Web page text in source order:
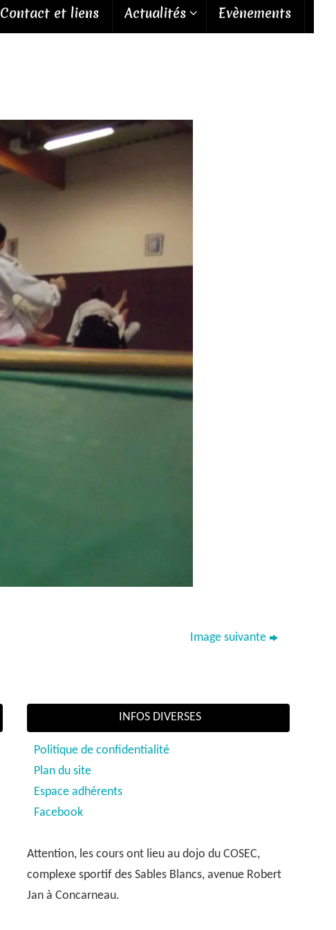
Contact et liens Actualités Evènements
Image suivante
INFOS DIVERSES
Politique de confidentialité
Plan du site
Espace adhérents
Facebook
Attention, les cours ont lieu au dojo du COSEC,
complexe sportif des Sables Blancs, avenue Robert
Jan à Concarneau.